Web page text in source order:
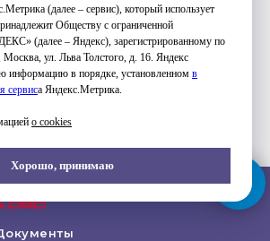
(далее – сервис), который использует
Обществу с ограниченной
(далее – Яндекс), зарегистрированному по
Москва, ул. Льва Толстого, д. 16. Яндекс
информацию в порядке, установленном в
сервиса Яндекс.Метрика.
о cookies
Хорошо, принимаю
ПОДРОБНЕЕ